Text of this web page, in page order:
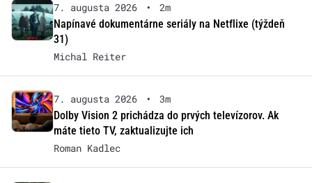
7. augusta 2026 •
2m
Napínavé dokumentárne seriály na Netflixe (týždeň
31)
Michal Reiter
7. augusta 2026 •
3m
Dolby Vision 2 prichádza do prvých televízorov. Ak
máte tieto TV, zaktualizujte ich
Roman Kadlec